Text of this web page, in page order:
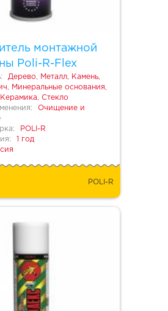
монтажной
Poli-R-Flex
Дерево, Металл, Камень,
Минеральные основания,
Керамика, Стекло
Очищение и
POLI-R
1 год
POLI-R